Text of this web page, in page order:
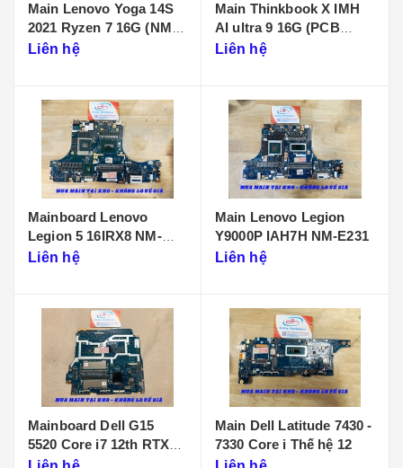
Main Lenovo Yoga 14S
2021 Ryzen 7 16G (NM-
D431)
Liên hệ
Main Thinkbook X IMH
AI ultra 9 16G (PCB
KB340 NMF641)
Liên hệ
Mainboard Lenovo
Legion 5 16IRX8 NM-
F901
Liên hệ
Main Lenovo Legion
Y9000P IAH7H NM-E231
Liên hệ
Mainboard Dell G15
5520 Core i7 12th RTX
3050 LA-655P
Main Dell Latitude 7430 -
7330 Core i Thế hệ 12